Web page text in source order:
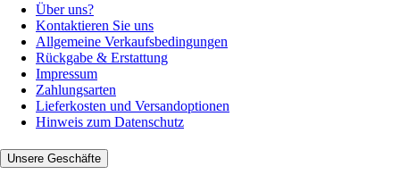
Über uns?
Kontaktieren Sie uns
Allgemeine Verkaufsbedingungen
Rückgabe & Erstattung
Impressum
Zahlungsarten
Lieferkosten und Versandoptionen
Hinweis zum Datenschutz
Unsere Geschäfte